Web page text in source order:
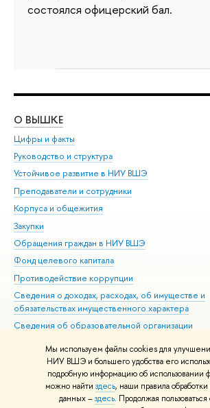
Мы используем файлы cookies для
НИУ ВШЭ и большего удобства его
подробную информацию об использовании
можно найти здесь, наши правила
данных –здесь. Продолжая
состоялся офицерский бал.
О ВЫШКЕ
Цифры и факты
Руководство и структура
Устойчивое развитие в НИУ ВШЭ
Преподаватели и сотрудники
Корпуса и общежития
Закупки
Обращения граждан в НИУ ВШЭ
Фонд целевого капитала
Противодействие коррупции
Сведения о доходах, расходах, об имуществе и
обязательствах имущественного характера
Сведения об образовательной организации
Людям с ограниченными возможностями
Единая платежная страница
Работа в Вышке